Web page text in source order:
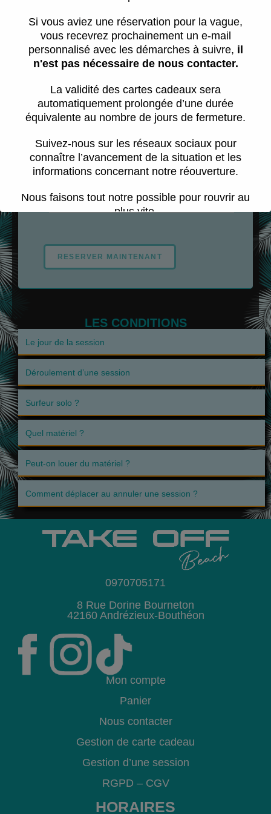
Assurance report & annulation
(3€/pers)*
Annuler ou reporter votre session
jusqu'à 1h avant SANS FRAIS
S'il vous plaît choisir une date
Total:29,00 €
RESERVER MAINTENANT
LES CONDITIONS
Le jour de la session
Déroulement d’une session
Surfeur solo ?
Quel matériel ?
Peut-on louer du matériel ?
Comment déplacer au annuler une session ?
0970705171
8 Rue Dorine Bourneton
42160 Andrézieux-Bouthéon
Mon compte
Panier
Nous contacter
Gestion de carte cadeau
Gestion d’une session
RGPD – CGV
HORAIRES
Si vous aviez une réservation pour la vague,
vous recevrez prochainement un e-mail
personnalisé avec les démarches à suivre, il
n'est pas nécessaire de nous contacter.
La validité des cartes cadeaux sera
automatiquement prolongée d’une durée
équivalente au nombre de jours de fermeture.
Suivez-nous sur les réseaux sociaux pour
connaître l’avancement de la situation et les
informations concernant notre réouverture.
Nous faisons tout notre possible pour rouvrir au
plus vite.
Nous vous remercions pour votre
votre compréhension et votre soutien.